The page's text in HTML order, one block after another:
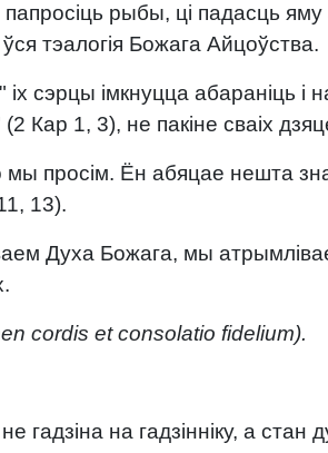
рыбы, ці падасць яму
тэалогія Божага Айцоўства.
сэрцы імкнуцца абараніць і
Кар 1, 3), не пакіне сваіх
просім. Ён абяцае нешта
13).
Духа Божага, мы
cordis et consolatio fidelium).
гадзіна на гадзінніку, а